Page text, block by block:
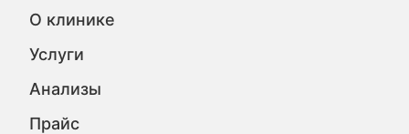
О клинике
Услуги
Анализы
Прайс